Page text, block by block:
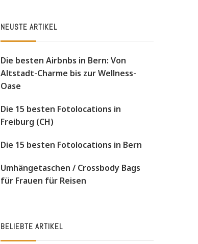
NEUSTE ARTIKEL
Die besten Airbnbs in Bern: Von
Altstadt-Charme bis zur Wellness-
Oase
Die 15 besten Fotolocations in
Freiburg (CH)
Die 15 besten Fotolocations in Bern
Umhängetaschen / Crossbody Bags
für Frauen für Reisen
BELIEBTE ARTIKEL